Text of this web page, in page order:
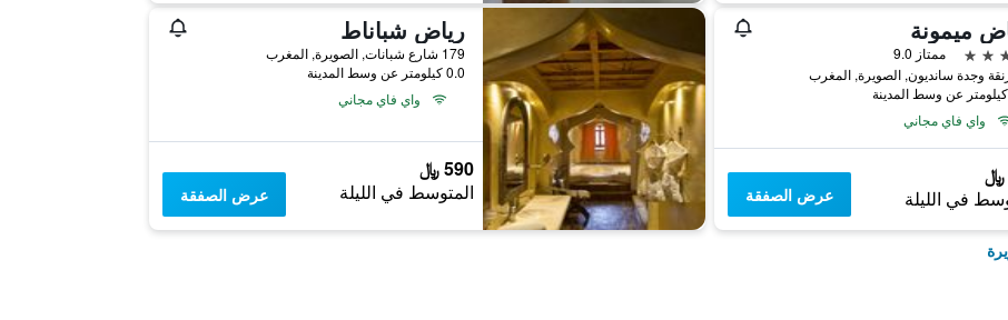
ميمونة
ممتاز 9.0
واي فاي مجاني
في الليلة عرض الصفقة
رياض شباناط
179 شارع شبانات, الصويرة, المغرب
0.0 كيلومتر عن وسط المدينة
واي فاي مجاني
590 ﷼
المتوسط في الليلة عرض الصفقة